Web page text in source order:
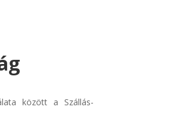
között a Szállás-